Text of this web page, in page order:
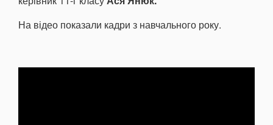
На відео показали кадри з навчального року.